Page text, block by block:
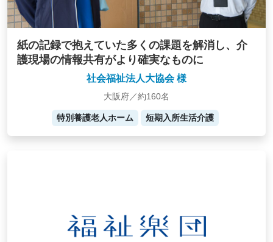
紙の記録で抱えていた多くの課題を解消し、介
護現場の情報共有がより確実なものに
社会福祉法人大協会 様
大阪府／約160名
特別養護老人ホーム 短期入所生活介護